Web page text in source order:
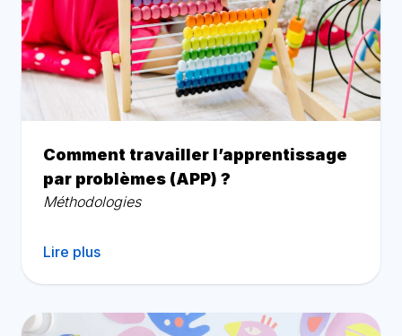
Comment travailler l’apprentissage
par problèmes (APP) ?
Méthodologies
Lire plus